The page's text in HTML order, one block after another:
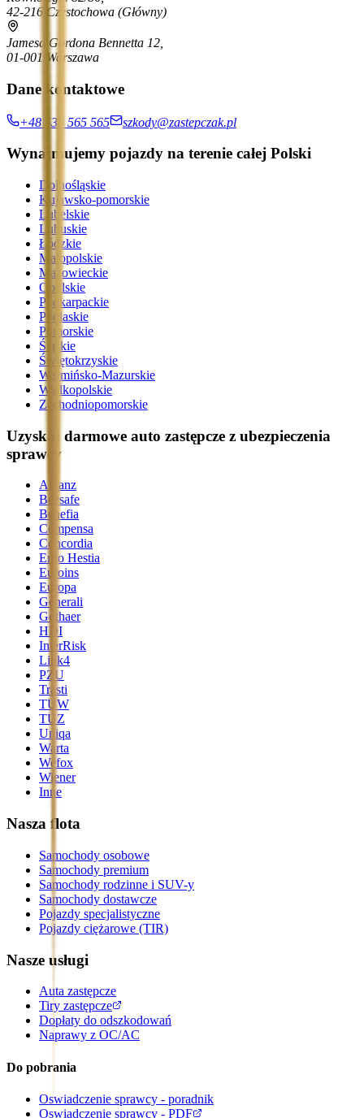
42-216 Częstochowa (Główny)
Jamesa Gordona Bennetta 12,
01-001 Warszawa
Dane kontaktowe
+48 536 565 565 szkody@zastepczak.pl
Wynajmujemy pojazdy na terenie całej Polski
Dolnośląskie
Kujawsko-pomorskie
Lubelskie
Lubuskie
Łódzkie
Małopolskie
Mazowieckie
Opolskie
Podkarpackie
Podlaskie
Pomorskie
Śląskie
Świętokrzyskie
Warmińsko-Mazurskie
Wielkopolskie
Zachodniopomorskie
Uzyskaj darmowe auto zastępcze z ubezpieczenia
sprawcy
Allianz
Beesafe
Benefia
Compensa
Concordia
Ergo Hestia
Euroins
Europa
Generali
Gothaer
HDI
InterRisk
Link4
PZU
Trasti
TUW
TUZ
Uniqa
Warta
Wefox
Wiener
Inne
Nasza flota
Samochody osobowe
Samochody premium
Samochody rodzinne i SUV-y
Samochody dostawcze
Pojazdy specjalistyczne
Pojazdy ciężarowe (TIR)
Nasze usługi
Auta zastępcze
Tiry zastępcze
Dopłaty do odszkodowań
Naprawy z OC/AC
Do pobrania
Oswiadczenie sprawcy - poradnik
Oswiadczenie sprawcy - PDF